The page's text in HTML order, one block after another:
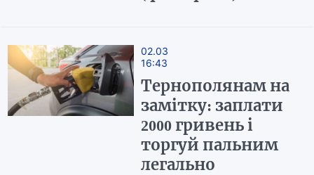
02.03
16:43
Тернополянам на
замітку: заплати
2000 гривень і
торгуй пальним
легально